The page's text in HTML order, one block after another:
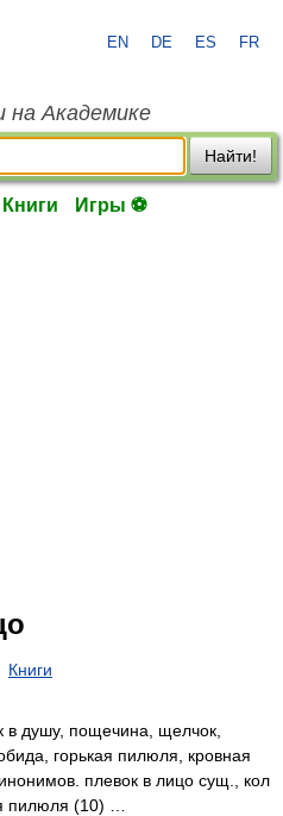
EN DE ES FR
на Академике
Найти!
Книги Игры ⚽
Книги
в душу, пощечина, щелчок,
горькая пилюля, кровная
плевок в лицо сущ., кол
пилюля (10) …